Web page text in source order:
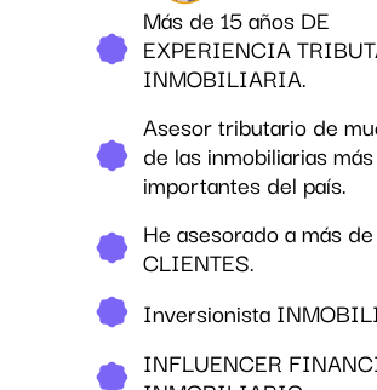
Más de 15 años DE
EXPERIENCIA
INMOBILIARIA.
Asesor tributario de
de las inmobiliarias más
importantes del país.
He asesorado a más
CLIENTES.
Inversionista
INFLUENCER